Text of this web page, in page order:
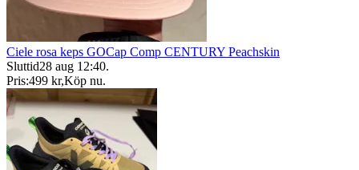
Ciele rosa keps GOCap Comp CENTURY Peachskin
Sluttid28 aug 12:40.
Pris:499 kr,Köp nu.